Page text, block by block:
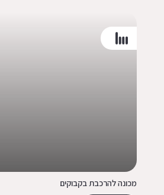
מכונה להרכבת בקבוקים